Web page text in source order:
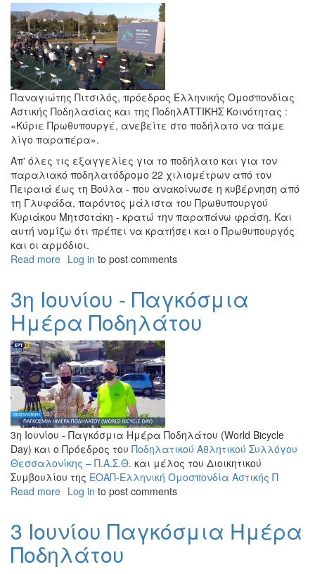
Παναγιώτης Πιτσιλός, πρόεδρος Ελληνικής Ομοσπονδίας
Αστικής Ποδηλασίας και της ΠοδηλΑΤΤΙΚΗΣ Κοινότητας :
«Κύριε Πρωθυπουργέ, ανεβείτε στο ποδήλατο να πάμε
λίγο παραπέρα».
Απ' όλες τις εξαγγελίες για το ποδήλατο και για τον
παραλιακό ποδηλατόδρομο 22 χιλιομέτρων από τον
Πειραιά έως τη Βούλα - που ανακοίνωσε η κυβέρνηση από
τη Γλυφάδα, παρόντος μάλιστα του Πρωθυπουργού
Κυριάκου Μητσοτάκη - κρατώ την παραπάνω φράση. Και
αυτή νομίζω ότι πρέπει να κρατήσει και ο Πρωθυπουργός
και οι αρμόδιοι.
Read more about
Αττικής
Log in to post comments
3η Ιουνίου - Παγκόσμια
Ημέρα Ποδηλάτου
3η Ιουνίου - Παγκόσμια Ημέρα Ποδηλάτου (World Bicycle
Day) και ο Πρόεδρος του Ποδηλατικού Αθλητικού Συλλόγου
Θεσσαλονίκης – Π.Α.Σ.Θ. και μέλος του Διοικητικού
Συμβουλίου της ΕΟΑΠ-Ελληνική Ομοσπονδία Αστικής Π
Read more about
-
Παγκόσμια
Ημέρα
Log in to post comments
3 Ιουνίου Παγκόσμια Ημέρα
Ποδηλάτου